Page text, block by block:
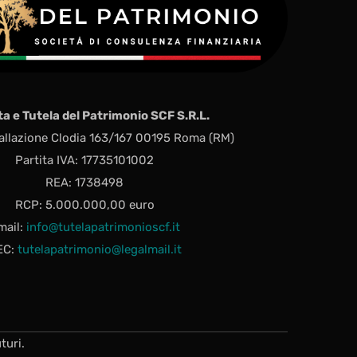
e Tutela del Patrimonio SCF S.R.L.
Clodia 163/167 00195 Roma (RM)
Partita IVA: 17735101002
REA: 1738498
RCP: 5.000.000,00 euro
info@tutelapatrimonioscf.it
tutelapatrimonio@legalmail.it